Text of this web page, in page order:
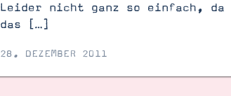
Leider nicht ganz so einfach, da
das […]
28. DEZEMBER 2011